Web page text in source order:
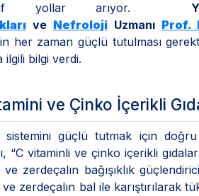
yollar arıyor.
ve Nefroloji Uzmanı Prof.
her zaman güçlü tutulması
ilgili bilgi verdi.
ve Çinko İçerikli
sistemini güçlü tutmak için
“C vitaminli ve çinko içerikli
zerdeçalın bağışıklık
zerdeçalın bal ile karıştırılarak